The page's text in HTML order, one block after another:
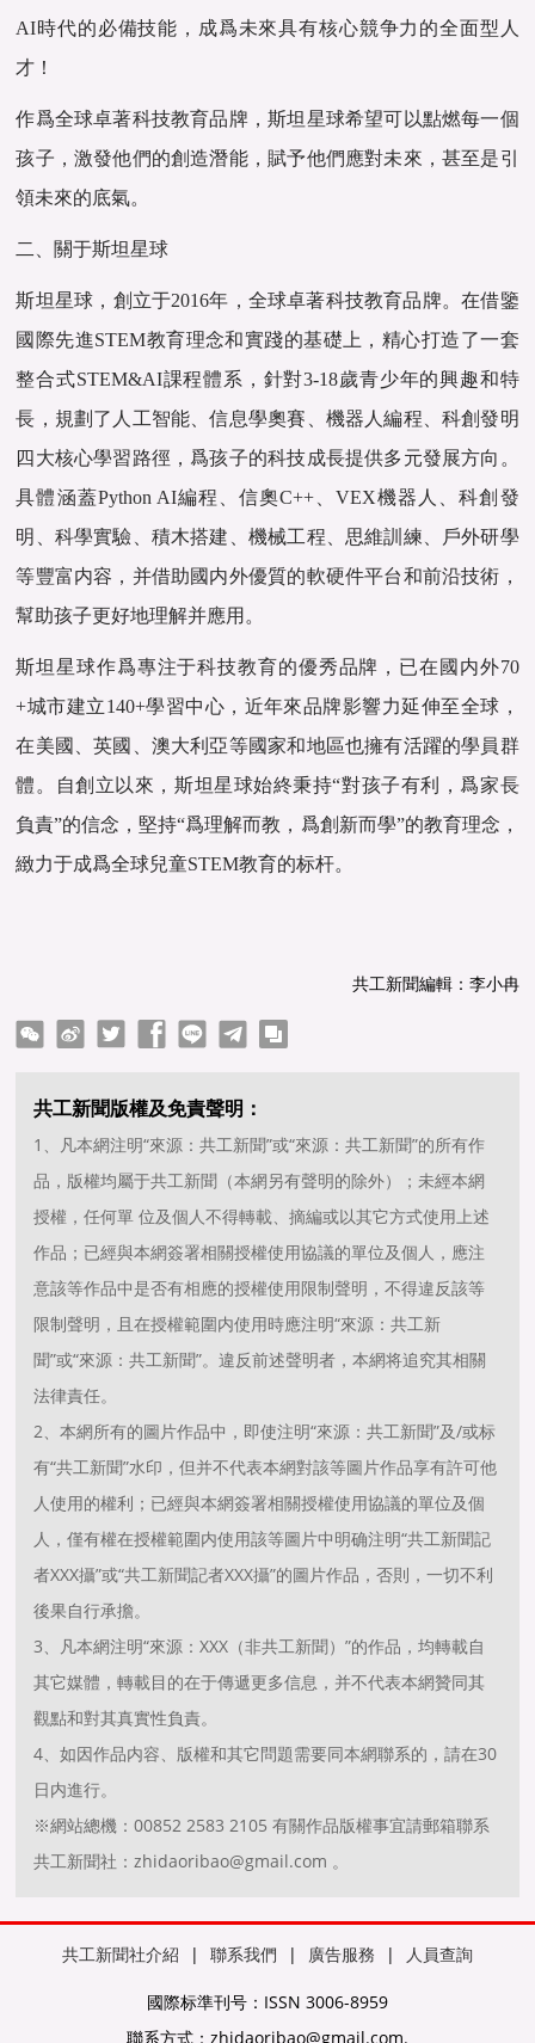
AI時代的必備技能，成爲未來具有核心競争力的全面型人
才！
作爲全球卓著科技教育品牌，斯坦星球希望可以點燃每一個
孩子，激發他們的創造潛能，賦予他們應對未來，甚至是引
領未來的底氣。
二、關于斯坦星球
斯坦星球，創立于2016年，全球卓著科技教育品牌。在借鑒
國際先進STEM教育理念和實踐的基礎上，精心打造了一套
整合式STEM&AI課程體系，針對3-18歲青少年的興趣和特
長，規劃了人工智能、信息學奧賽、機器人編程、科創發明
四大核心學習路徑，爲孩子的科技成長提供多元發展方向。
具體涵蓋Python AI編程、信奧C++、VEX機器人、科創發
明、科學實驗、積木搭建、機械工程、思維訓練、戶外研學
等豐富内容，并借助國内外優質的軟硬件平台和前沿技術，
幫助孩子更好地理解并應用。
斯坦星球作爲專注于科技教育的優秀品牌，已在國内外70
+城市建立140+學習中心，近年來品牌影響力延伸至全球，
在美國、英國、澳大利亞等國家和地區也擁有活躍的學員群
體。自創立以來，斯坦星球始終秉持“對孩子有利，爲家長
負責”的信念，堅持“爲理解而教，爲創新而學”的教育理念，
緻力于成爲全球兒童STEM教育的标杆。
共工新聞編輯：李小冉
linetelegram copy
共工新聞版權及免責聲明：
1、凡本網注明“來源：共工新聞”或“來源：共工新聞”的所有作
品，版權均屬于共工新聞（本網另有聲明的除外）；未經本網
授權，任何單 位及個人不得轉載、摘編或以其它方式使用上述
作品；已經與本網簽署相關授權使用協議的單位及個人，應注
意該等作品中是否有相應的授權使用限制聲明，不得違反該等
限制聲明，且在授權範圍内使用時應注明“來源：共工新
聞”或“來源：共工新聞”。違反前述聲明者，本網将追究其相關
法律責任。
2、本網所有的圖片作品中，即使注明“來源：共工新聞”及/或标
有“共工新聞”水印，但并不代表本網對該等圖片作品享有許可他
人使用的權利；已經與本網簽署相關授權使用協議的單位及個
人，僅有權在授權範圍内使用該等圖片中明确注明“共工新聞記
者XXX攝”或“共工新聞記者XXX攝”的圖片作品，否則，一切不利
後果自行承擔。
3、凡本網注明“來源：XXX（非共工新聞）”的作品，均轉載自
其它媒體，轉載目的在于傳遞更多信息，并不代表本網贊同其
觀點和對其真實性負責。
4、如因作品内容、版權和其它問題需要同本網聯系的，請在30
日内進行。
※網站總機：00852 2583 2105 有關作品版權事宜請郵箱聯系
共工新聞社：zhidaoribao@gmail.com 。
共工新聞社介紹 | 聯系我們 | 廣告服務 | 人員查詢
國際标準刊号：ISSN 3006-8959
聯系方式：zhidaoribao@gmail.com.